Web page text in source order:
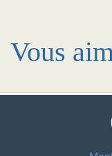
Vous